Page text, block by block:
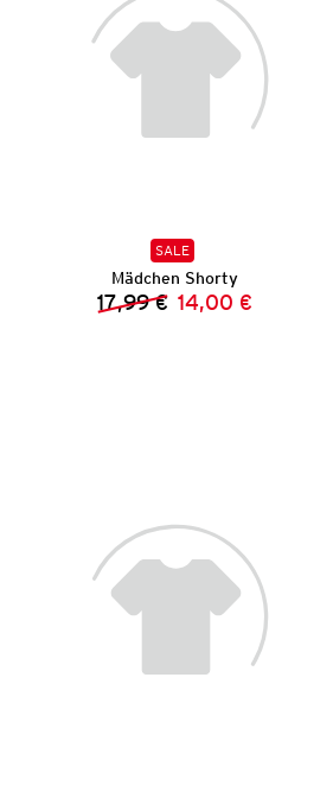
SALE
Mädchen Shorty
Vorheriger Preis:
17,99 € Neuer Preis:
14,00 €